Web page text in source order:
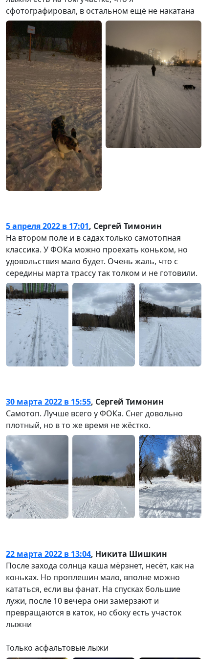
сфотографировал, в остальном ещё не накатана
5 апреля 2022 в 17:01, Сергей Тимонин
На втором поле и в садах только самотопная
классика. У ФОКа можно проехать коньком, но
удовольствия мало будет. Очень жаль, что с
середины марта трассу так толком и не готовили.
30 марта 2022 в 15:55, Сергей Тимонин
Самотоп. Лучше всего у ФОКа. Снег довольно
плотный, но в то же время не жёстко.
22 марта 2022 в 13:04, Никита Шишкин
После захода солнца каша мёрзнет, несёт, как на
коньках. Но проплешин мало, вполне можно
кататься, если вы фанат. На спусках большие
лужи, после 10 вечера они замерзают и
превращаются в каток, но сбоку есть участок
лыжни
Только асфальтовые лыжи